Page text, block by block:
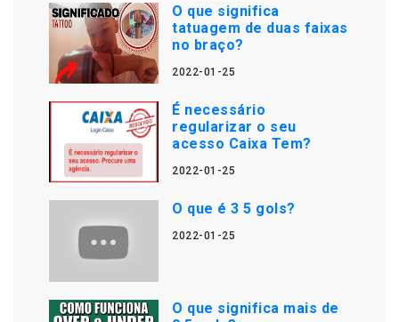
O que significa
tatuagem de duas faixas
no braço?
2022-01-25
É necessário
regularizar o seu
acesso Caixa Tem?
2022-01-25
O que é 3 5 gols?
2022-01-25
O que significa mais de